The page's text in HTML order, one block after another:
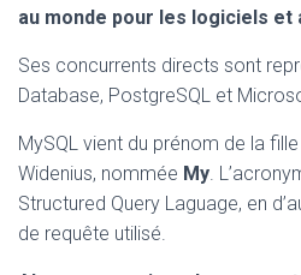
au monde pour les logiciels et
Ses concurrents directs sont
Database, PostgreSQL et
MySQL vient du prénom de la
Widenius, nommée My.
Structured Query Laguage, en
de requête utilisé.